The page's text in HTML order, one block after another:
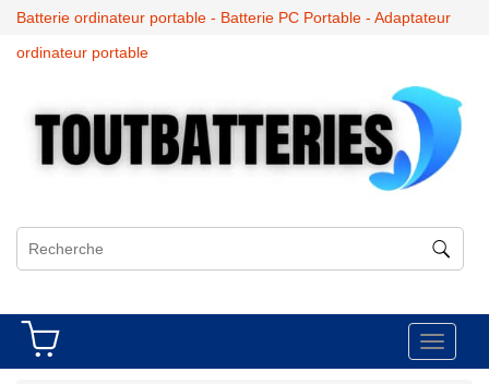
Batterie ordinateur portable - Batterie PC Portable - Adaptateur
ordinateur portable
Toggle